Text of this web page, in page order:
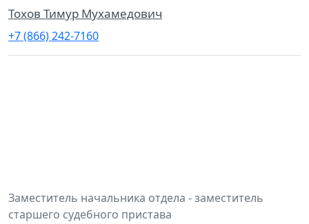
Тохов Тимур Мухамедович
+7 (866) 242-7160
Заместитель начальника отдела - заместитель
старшего судебного пристава